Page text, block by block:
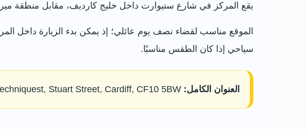
يقع المركز في شارع ستيوارت داخل خليج كارديف، مقابل منطقة
الموقع مناسب لقضاء نصف يوم عائلي؛ إذ يمكن بدء الزيارة داخل
سياحي إذا كان الطقس مناسبًا.
العنوان الكامل: